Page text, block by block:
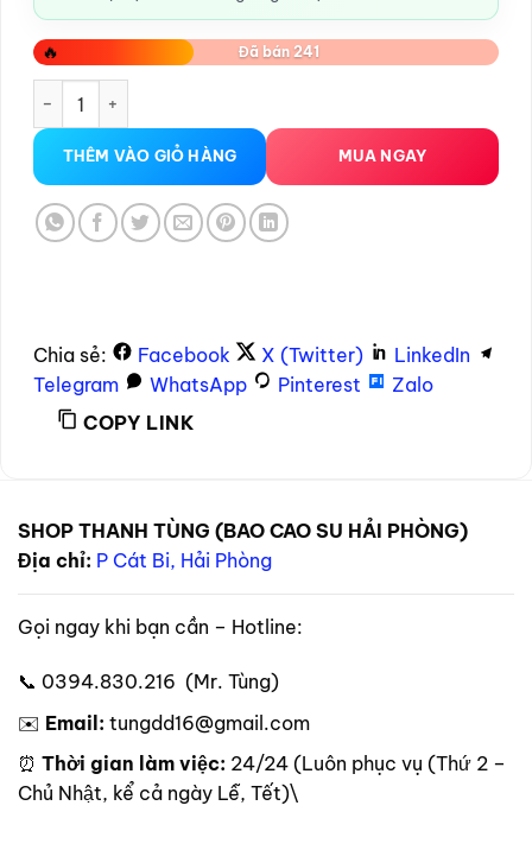
🔥 Đã bán 241
THÊM VÀO GIỎ HÀNG MUA NGAY
Chia sẻ: Facebook X (Twitter)
LinkedIn
Telegram
WhatsApp Pinterest
Zalo
COPY LINK
SHOP THANH TÙNG (BAO CAO SU HẢI PHÒNG)
Địa chỉ: P Cát Bi, Hải Phòng
Gọi ngay khi bạn cần – Hotline:
📞 0394.830.216 (Mr. Tùng)
✉️ Email: tungdd16@gmail.com
⏰ Thời gian làm việc: 24/24 (Luôn phục vụ (Thứ 2 –
Chủ Nhật, kể cả ngày Lễ, Tết)\